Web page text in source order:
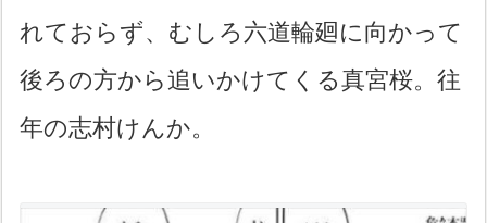
れておらず、むしろ六道輪廻に向かって
後ろの方から追いかけてくる真宮桜。往
年の志村けんか。